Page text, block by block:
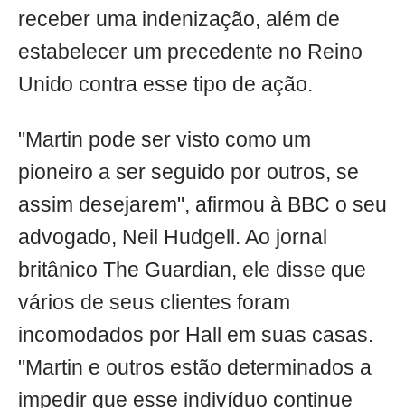
receber uma indenização, além de
estabelecer um precedente no Reino
Unido contra esse tipo de ação.
"Martin pode ser visto como um
pioneiro a ser seguido por outros, se
assim desejarem", afirmou à BBC o seu
advogado, Neil Hudgell. Ao jornal
britânico The Guardian, ele disse que
vários de seus clientes foram
incomodados por Hall em suas casas.
"Martin e outros estão determinados a
impedir que esse indivíduo continue